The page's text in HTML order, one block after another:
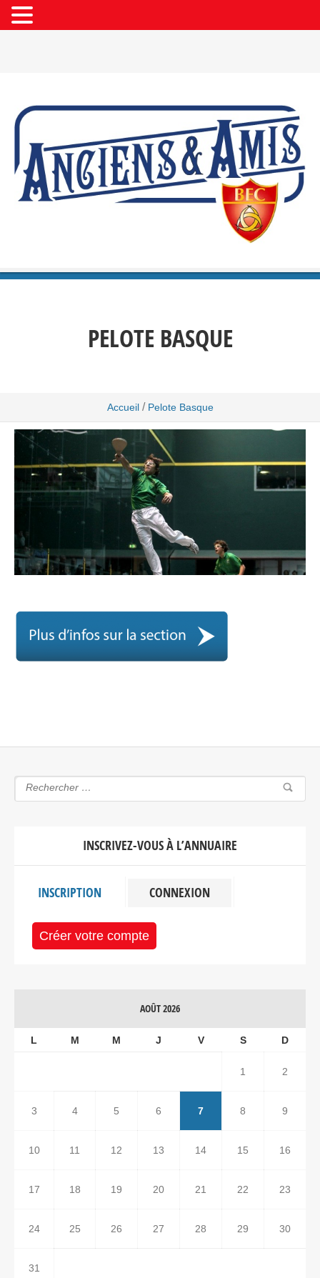
PELOTE BASQUE
Accueil / Pelote Basque
INSCRIVEZ-VOUS À L’ANNUAIRE
INSCRIPTION CONNEXION
Créer votre compte
AOÛT 2026
L M M J V S D
1 2
3 4 5 6 7 8 9
10 11 12 13 14 15 16
17 18 19 20 21 22 23
24 25 26 27 28 29 30
31